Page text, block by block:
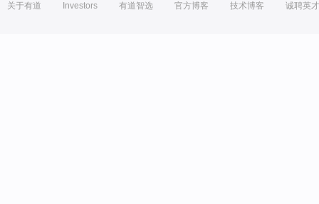
关于有道 Investors 有道智选 官方博客 技术博客 诚聘英才